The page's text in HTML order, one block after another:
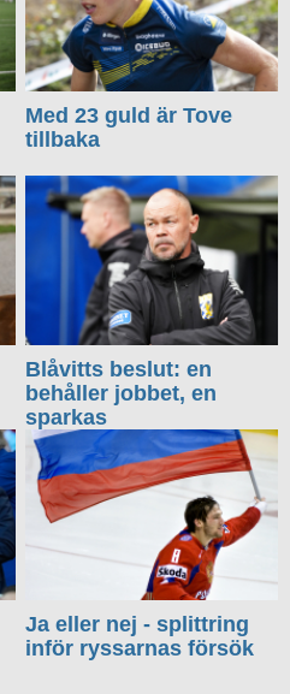
Med 23 guld är Tove
tillbaka
Blåvitts beslut: en
behåller jobbet, en
sparkas
Ja eller nej - splittring
inför ryssarnas försök